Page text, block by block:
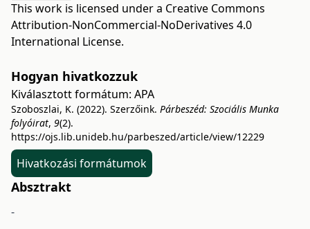
This work is licensed under a Creative Commons
Attribution-NonCommercial-NoDerivatives 4.0
International License.
Hogyan hivatkozzuk
Kiválasztott formátum: APA
Szoboszlai, K. (2022). Szerzőink. Párbeszéd: Szociális Munka
folyóirat, 9(2).
https://ojs.lib.unideb.hu/parbeszed/article/view/12229
Hivatkozási formátumok
Absztrakt
-